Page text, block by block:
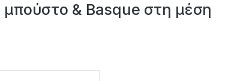
μπούστο & Basque στη μέση